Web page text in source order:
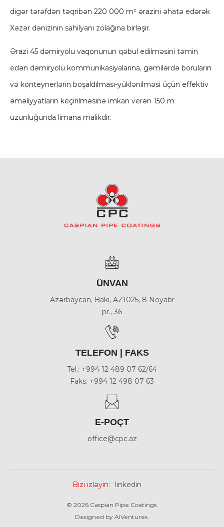
digər tərəfdən təqribən 220 000 m² ərazini əhatə edərək
Xəzər dənizinin sahilyanı zolağına birləşir.
Ərazi 45 dəmiryolu vaqonunun qəbul edilməsini təmin
edən dəmiryolu kommunikasiyalarına, gəmilərdə boruların
və konteynerlərin boşaldılması-yüklənilməsi üçün effektiv
əməliyyatların keçirilməsinə imkan verən 150 m
uzunluğunda limana malikdir.
ÜNVAN
Azərbaycan, Bakı, AZ1025, 8 Noyabr
pr., 36
TELEFON | FAKS
Tel.: +994 12 489 07 62/64
Faks: +994 12 498 07 63
E-POÇT
office@cpc.az
Bizi izləyin: linkedin
© 2026 Caspian Pipe Coatings.
Designed by AlVentures.